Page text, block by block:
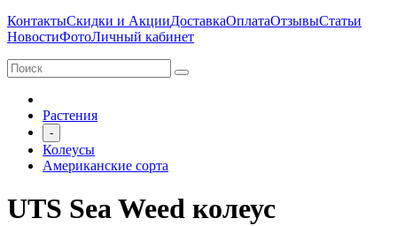
КонтактыСкидки и АкцииДоставкаОплатаОтзывыСтатьи
НовостиФотоЛичный кабинет
Растения
-
Колеусы
Американские сорта
UTS Sea Weed колеус